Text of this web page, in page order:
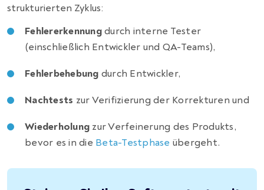
strukturierten Zyklus:
Fehlererkennungdurch interne Tester
(einschließlich Entwickler und QA-Teams),
Fehlerbehebung durch Entwickler,
Nachtests zur Verifizierung der Korrekturen und
Wiederholung zur Verfeinerung des Produkts,
bevor es in die Beta-Testphase übergeht.